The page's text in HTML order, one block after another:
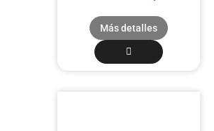
Más detalles